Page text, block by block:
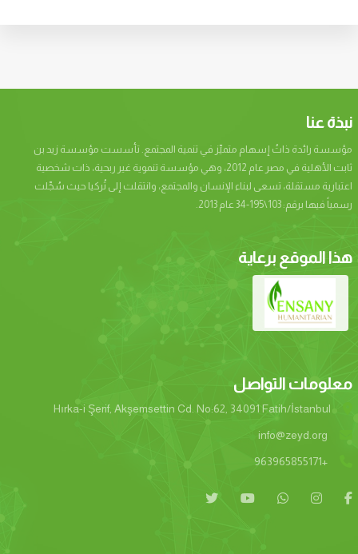
نبذة عنا
مؤسسة رائدة ذاتُ إسهام متميِّز في تنمية المجتمع. تأسست مؤسسة زيد بن
ثابت الأهلية في مصر عام 2012، وهي مؤسسة تنموية غير ربحية، ذات شخصية
اعتبارية مستقلة، تسعى لبناء الإنسان والمجتمع، وانتقلت إلى تُركيا حيث سُجِّلت
رسمياً فيها برقم: 103\195-34 عام 2013.
هذا الموقع برعاية
معلومات التواصل
Hırka-i Şerif, Akşemsettin Cd. No:62, 34091 Fatih/İstanbul
info@zeyd.org
+963965855171